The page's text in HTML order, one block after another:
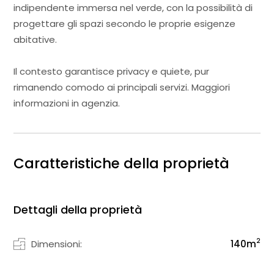
indipendente immersa nel verde, con la possibilità di
progettare gli spazi secondo le proprie esigenze
abitative.
Il contesto garantisce privacy e quiete, pur
rimanendo comodo ai principali servizi. Maggiori
informazioni in agenzia.
Caratteristiche della proprietà
Dettagli della proprietà
Dimensioni: 140m2